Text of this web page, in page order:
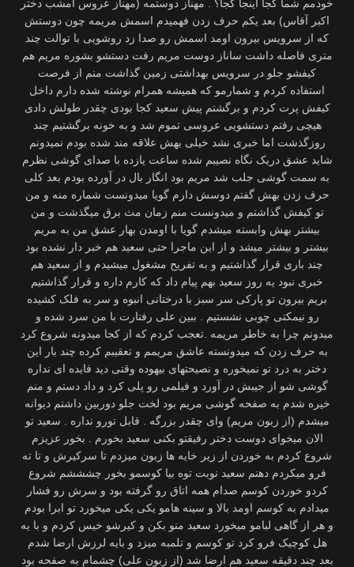
خودمم شما کجا اینجا کجا؟ . مهناز دوستمه (مهناز عروس امشب دختر
اکبر آقاس) بعد یکم حرف زدن فهمیدم اسمش مریمه چون دوستش
که از سرویس بیرون اومد اسمش رو صدا زد روشویی با توالت چند
متری فاصله داشت ساناز دوست مریم رفت دستشو بشوره مریم هم
کیفشو جلو در سرویس بهداشتی زمین گذاشت منم از فرصت
استفاده کردم و شمارمو که همیشه همرام نوشته شده دارم داخل
کیفش پرت کردم و برگشتم پیش سعید کجا بودی چقدر طولش دادی
هیچی رفتم دستشویی عروسی تموم شد و به خونه برگشتیم چند
روزگذشت اما خبری نشد خیلی بهش علاقه مند شده بودم نمیدونم
شاید عشق دریک نگاه نصیبم شده ساعت یازده با صدای گوشی نظرم
به سمت گوشی جلب شد مریم بود انگار بال در آورده بودم بعد کلی
حرف زدن بهش گفتم دوسش دارم گویا میدونست شماره منه و من
تو کیفش گذاشتم و میدونست منم زمان مث برق میگذشت و من
بیشتر بهش وابسته میشدم گویا با اومدن بهار عشق من به مریم
بیشتر و بیشتر میشد و از این ماجرا حتی سعید هم خبر دار نشده بود
چند باری قرار گذاشتیم و به تفریح مشغول میشیدم و از سعید هم
خبری نبود یه روز سعید بهم پیام داد که کارم داره و قرار گذاشتیم
بریم بیرون تو پارکی سر سبز با درختانی انبوه و سر به فلک کشیده
رو نیمکتی چوبی نشستیم . ببین علی رفتارت با من سرد شده و
میدونم چرا به خاطر مریمه .تعجب کردم که از کجا میدونه شروع کرد
به حرف زدن که میدونسته عاشق مریمم و تعقیبم کرده چند بار این
دختر به درد تو نمیخوره و نصیحتهای بیهوده وقتی دید فایده ای نداره
گوشی شو از جیبش در آورد و فیلمی رو پلی کرد و داد دستم و منم
خیره شدم به صفحه گوشی مریم بود لخت جلو دوربین داشتم دیوانه
میشدم (از زبون مریم) وای چقدر بزرگه . قابل تورو نداره . سعید تو
الان میخوای دوست دختر رفیقتو بکنی سعید بخورم . بخور عزیزم
شروع کردم به خوردن از زیر خایه ها زبون میزدم تا سرکیرش و تا ته
فرو میکردم دهنم سعید نوبت توه بیا کوسمو بخور چشششم شروع
کردو خوردن کوسم صدام همه اتاق رو گرفته بود و سرش رو فشار
میدادم به کوسم اومد بالا و سینه هامو یکی یکی میخورد تو ابرا بودم
و هر از گاهی لبامو میخورد سعید منو بکن و کیرشو خیس کردم و با یه
هل کوچیک فرو کرد تو کوسم و تلمبه میزد و بایه لرزش ارضا شدم
بعد چند دقیقه سعید هم ارضا شد (از زبون علی) چشمام به صفحه بود